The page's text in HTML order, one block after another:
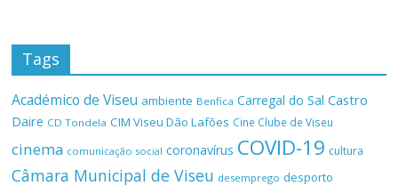
Tags
Académico de Viseu ambiente Benfica Carregal do Sal Castro
Daire CD Tondela CIM Viseu Dão Lafões Cine Clube de Viseu
cinema comunicação social coronavírus COVID-19 cultura
Câmara Municipal de Viseu desemprego desporto